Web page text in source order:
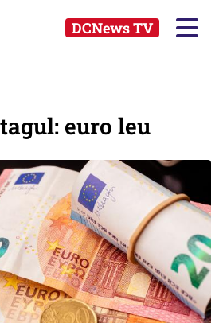
DCNews TV
euro leu